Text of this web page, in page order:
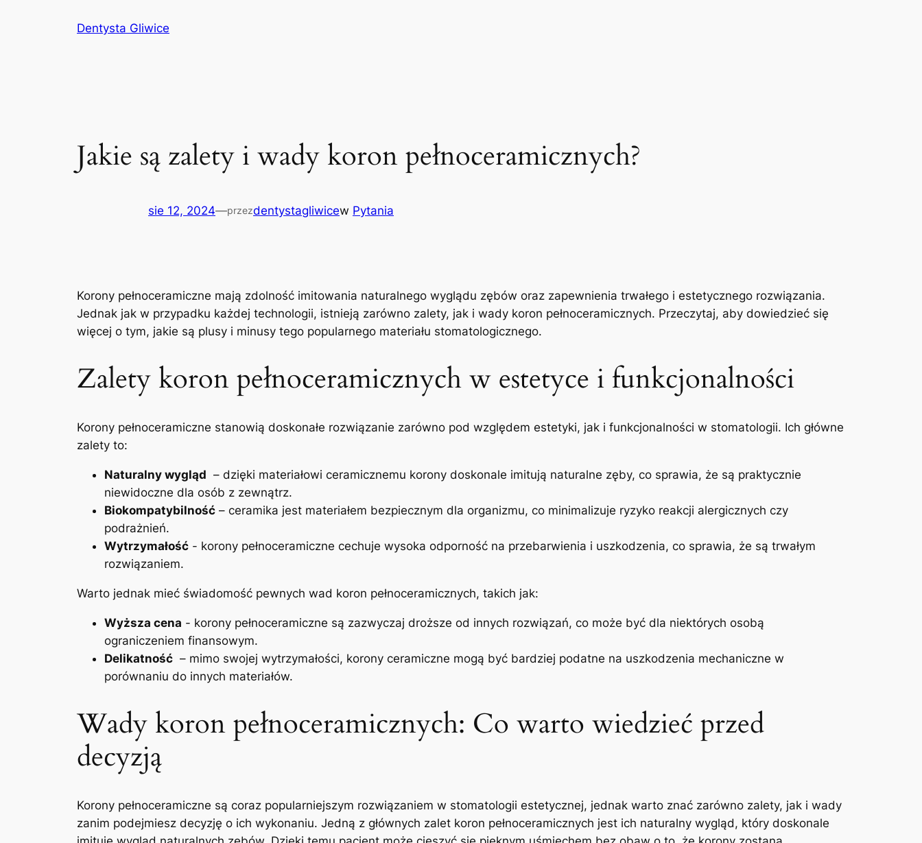
Dentysta Gliwice
Jakie są zalety i wady koron pełnoceramicznych?
sie 12, 2024—przezdentystagliwicew Pytania
Korony pełnoceramiczne mają zdolność imitowania naturalnego wyglądu zębów oraz zapewnienia trwałego​ i‍ estetycznego rozwiązania.
Jednak‍ jak ⁣w przypadku każdej technologii, istnieją zarówno zalety, jak i wady koron ‍pełnoceramicznych. Przeczytaj, aby dowiedzieć ‌się
więcej o tym, ⁤jakie są plusy i minusy ‌tego popularnego materiału stomatologicznego.
Zalety koron pełnoceramicznych w estetyce i funkcjonalności
Korony pełnoceramiczne stanowią doskonałe rozwiązanie zarówno pod względem estetyki, jak i funkcjonalności w stomatologii. Ich‌ główne
zalety to:
Naturalny wygląd ⁢ – ​dzięki materiałowi ceramicznemu korony doskonale imitują ‍naturalne zęby, co sprawia, że są praktycznie
niewidoczne dla osób z zewnątrz.
Biokompatybilność – ceramika jest materiałem bezpiecznym dla organizmu, co minimalizuje ryzyko reakcji ‌alergicznych czy⁤
podrażnień.
Wytrzymałość ​- korony pełnoceramiczne cechuje wysoka odporność na przebarwienia i uszkodzenia, co sprawia, że ⁣są trwałym
rozwiązaniem.
Warto jednak ‍mieć świadomość ⁣pewnych ‍wad koron pełnoceramicznych, takich jak:
Wyższa cena -⁤ korony pełnoceramiczne są zazwyczaj droższe⁤ od innych rozwiązań, co może być dla niektórych osobą
ograniczeniem finansowym.
Delikatność ‌ – mimo swojej wytrzymałości, korony ceramiczne ‍mogą być bardziej podatne na uszkodzenia mechaniczne ⁢w
porównaniu do innych ‍materiałów.
Wady⁢ koron pełnoceramicznych: Co warto wiedzieć przed
decyzją
Korony pełnoceramiczne są coraz popularniejszym rozwiązaniem w stomatologii estetycznej, jednak warto znać zarówno zalety, jak i wady
zanim ​podejmiesz​ decyzję⁣ o ich wykonaniu. Jedną z głównych zalet koron pełnoceramicznych jest ich naturalny wygląd, który ​doskonale